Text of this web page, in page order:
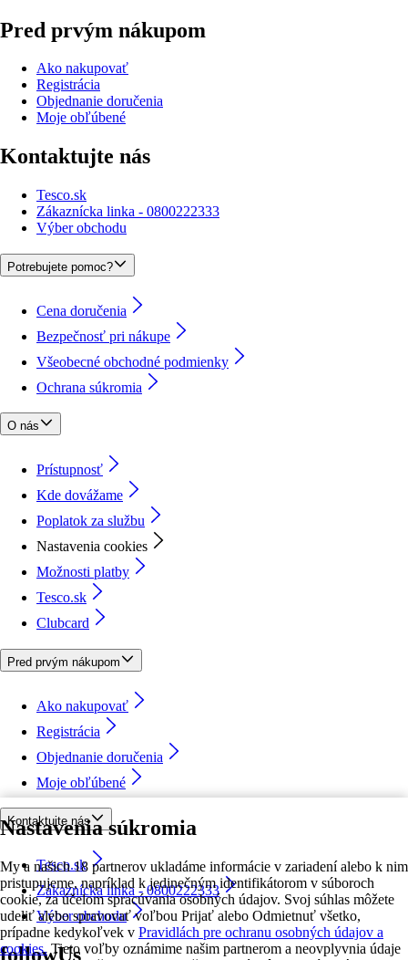
Nastavenia súkromia
My a našich 18 partnerov ukladáme informácie v zariadení alebo k nim
pristupujeme, napríklad k jedinečným identifikátorom v súboroch
cookie, za účelom spracúvania osobných údajov. Svoj súhlas môžete
udeliť alebo spravovať voľbou Prijať alebo Odmietnuť všetko,
prípadne kedykoľvek v Pravidlách pre ochranu osobných údajov a
cookies. Tieto voľby oznámime našim partnerom a neovplyvnia údaje
Pred prvým nákupom
Ako nakupovať
Registrácia
Objednanie doručenia
Moje obľúbené
Kontaktujte nás
Tesco.sk
Zákaznícka linka - 0800222333
Výber obchodu
Potrebujete pomoc?
Cena doručenia
Bezpečnosť pri nákupe
Všeobecné obchodné podmienky
Ochrana súkromia
O nás
Prístupnosť
Kde dovážame
Poplatok za službu
Nastavenia cookies
Možnosti platby
Tesco.sk
Clubcard
Pred prvým nákupom
Ako nakupovať
Registrácia
Objednanie doručenia
Moje obľúbené
Kontaktujte nás
Tesco.sk
Zákaznícka linka - 0800222333
Výber obchodu
followUs